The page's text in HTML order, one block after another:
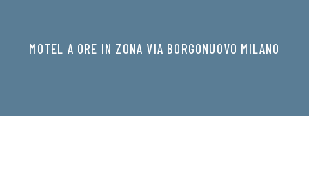
MOTEL A ORE IN ZONA VIA BORGONUOVO MILANO